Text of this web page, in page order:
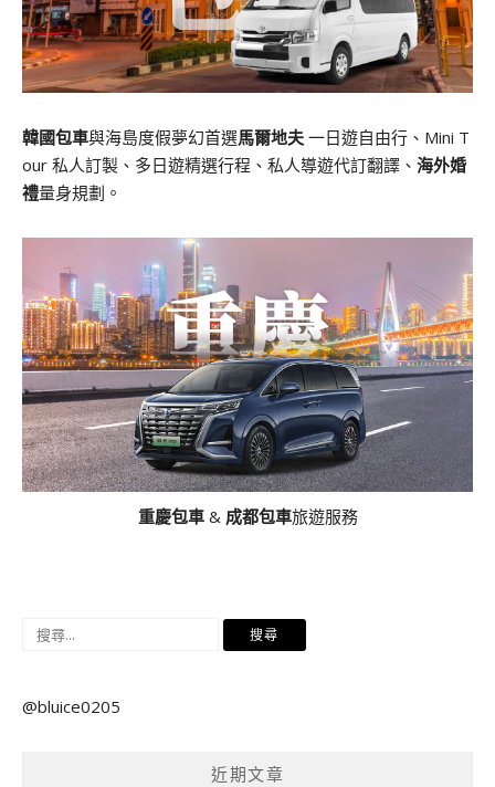
韓國包車與海島度假夢幻首選馬爾地夫 一日遊自由行、Mini T
our 私人訂製、多日遊精選行程、私人導遊代訂翻譯、 海外婚
禮量身規劃。
重慶包車& 成都包車旅遊服務
搜
鍵
@bluice0205
近期文章